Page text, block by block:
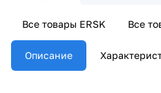
Все товары ERSK Все
Описание